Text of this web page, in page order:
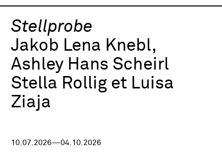
Stellprobe
Jakob Lena Knebl,
Ashley Hans Scheirl
Stella Rollig et Luisa
Ziaja
10.07.2026—04.10.2026